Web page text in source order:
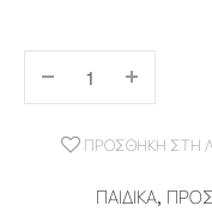
ΠΡΟΣΘΉΚΗ ΣΤΗ
ΠΑΙΔΙΚΑ,